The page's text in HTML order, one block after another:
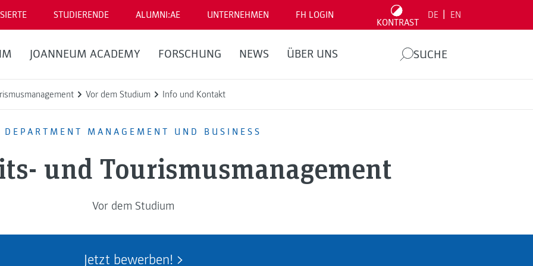
STUDIERENDE ALUMNI:AE UNTERNEHMEN FH LOGIN
KONTRAST
DE EN
JOANNEUM ACADEMY FORSCHUNG NEWS ÜBER UNS SUCHE
Vor dem Studium Info und Kontakt
DEPARTMENT MANAGEMENT UND BUSINESS
und Tourismusmanagement
Vor dem Studium
Jetzt bewerben!